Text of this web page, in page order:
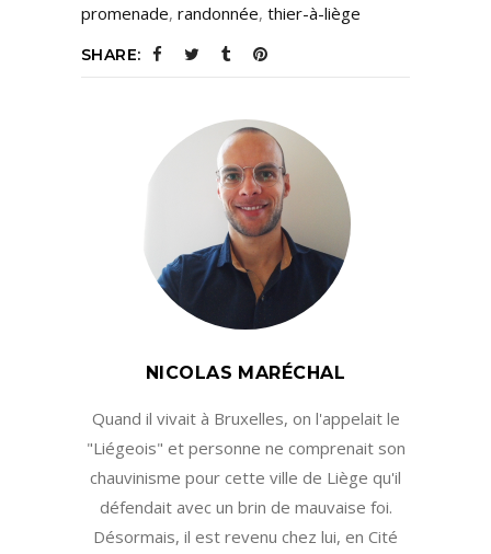
promenade, randonnée, thier-à-liège
SHARE:
NICOLAS MARÉCHAL
Quand il vivait à Bruxelles, on l'appelait le
"Liégeois" et personne ne comprenait son
chauvinisme pour cette ville de Liège qu'il
défendait avec un brin de mauvaise foi.
Désormais, il est revenu chez lui, en Cité